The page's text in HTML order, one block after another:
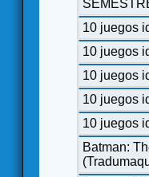
10 juegos
10 juegos
10 juegos
10 juegos
10 juegos
Batman: